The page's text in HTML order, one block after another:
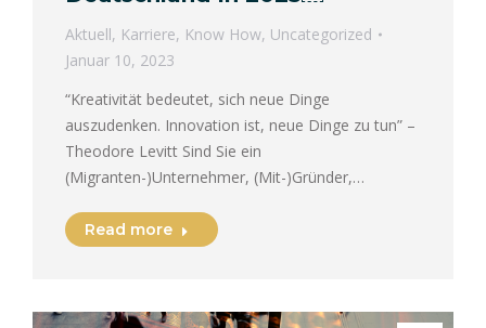
Aktuell, Karriere, Know How, Uncategorized
Januar 10, 2023
“Kreativität bedeutet, sich neue Dinge
auszudenken. Innovation ist, neue Dinge zu tun” –
Theodore Levitt Sind Sie ein
(Migranten-)Unternehmer, (Mit-)Gründer,…
Read more